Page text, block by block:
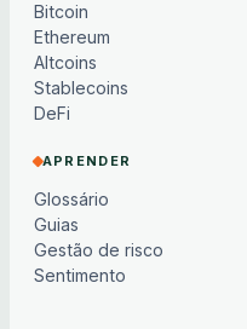
Bitcoin
Ethereum
Altcoins
Stablecoins
DeFi
APRENDER
Glossário
Guias
Gestão de risco
Sentimento